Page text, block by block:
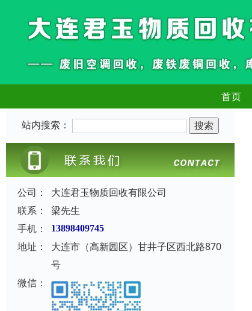
首页
站内搜索：
公司：
大连君玉物质回收有限公司
联系：
梁先生
手机：
13898409745
地址：
大连市（高新园区）甘井子区西北路870
号
微信：